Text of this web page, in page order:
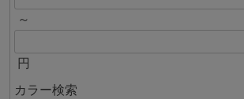
～
円
カラー検索